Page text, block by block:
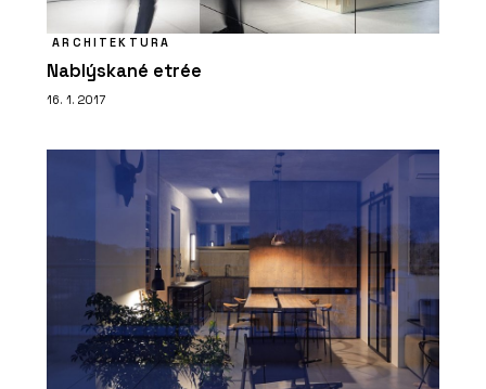
ARCHITEKTURA
Nablýskané etrée
16. 1. 2017